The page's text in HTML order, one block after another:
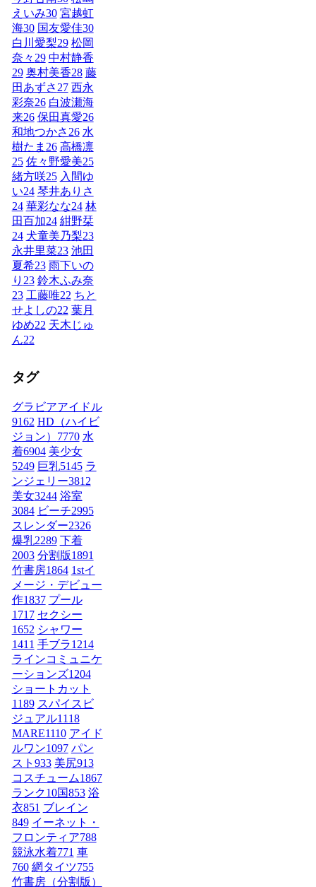
えいみ30 宮越虹
海30 国友愛佳30
白川愛梨29 松岡
奈々 29 中村静香
29 奥村美香28 藤
田あずさ 27 西永
彩奈26 白波瀬海
来26 保田真愛26
和地つかさ 26 水
樹たま 26 高橋凛
25 佐々野愛美25
緒方咲25 入間ゆ
い24 琴井ありさ
24 華彩なな24 林
田百加24 紺野栞
24 犬童美乃梨23
永井里菜23 池田
夏希23 雨下いの
り 23 鈴木ふみ奈
23 工藤唯22 ちと
せよしの22 葉月
ゆめ22 天木じゅ
ん22
タグ
グラビアアイドル
9162 HD（ハイビ
ジョン） 7770 水
着6904 美少女
5249 巨乳5145 ラ
ンジェリー3812
美女3244 浴室
3084 ビーチ2995
スレンダー2326
爆乳2289 下着
2003 分割版1891
竹書房1864 1stイ
メージ・デビュー
作1837 プール
1717 セクシー
1652 シャワー
1411 手ブラ1214
ラインコミュニケ
ーションズ1204
ショートカット
1189 スパイスビ
ジュアル1118
MARE1110 アイド
ルワン1097 パン
スト 933 美尻913
コスチューム1867
ランク10国853 浴
衣851 ブレイン
849 イーネット・
フロンティア788
競泳水着771 車
760 網タイツ755
竹書房（分割版）